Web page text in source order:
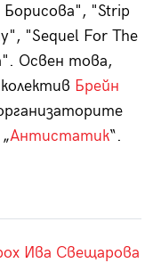
Борисова", "Strip
"Sequel For The
Освен това,
Брейн
Антистатик“.
Ива Свещарова